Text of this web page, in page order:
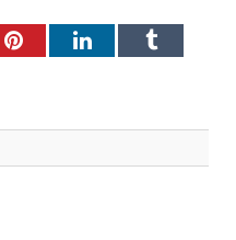
PinterestLinkedInTumblr